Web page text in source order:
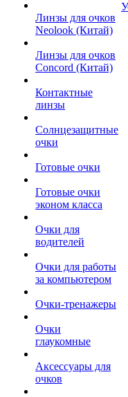
Линзы для очков
Neolook (Китай)
Линзы для очков
Concord (Китай)
Контактные
линзы
Солнцезащитные
очки
Готовые очки
Готовые очки
эконом класса
Очки для
водителей
Очки для работы
за компьютером
Очки-тренажеры
Очки
глаукомные
Аксессуары для
очков